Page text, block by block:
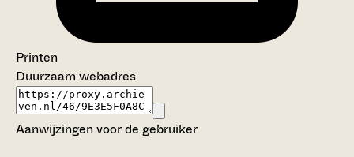
Printen
Duurzaam webadres
Aanwijzingen voor de gebruiker